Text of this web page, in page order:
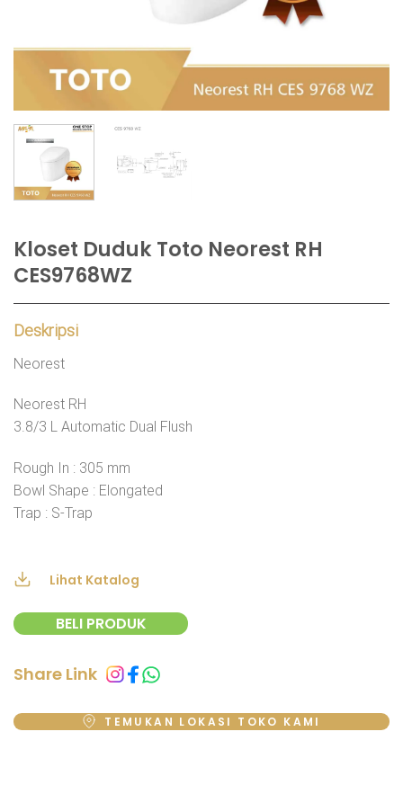
Kloset Duduk Toto Neorest RH
CES9768WZ
Deskripsi
Neorest
Neorest RH
3.8/3 L Automatic Dual Flush
Rough In : 305 mm
Bowl Shape : Elongated
Trap : S-Trap
Lihat Katalog
BELI PRODUK
Share Link
TEMUKAN LOKASI TOKO KAMI